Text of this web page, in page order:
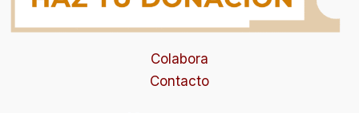
Colabora
Contacto